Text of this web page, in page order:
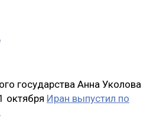
государства Анна Уколова
октября Иран выпустил по